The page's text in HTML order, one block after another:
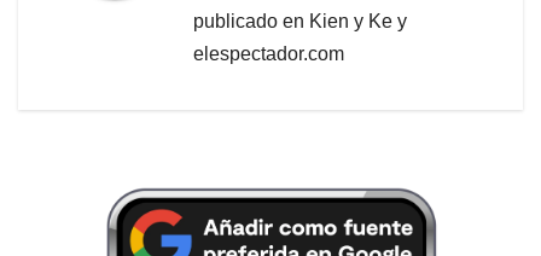
publicado en Kien y Ke y
elespectador.com